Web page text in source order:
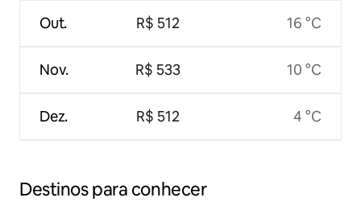
Out.
Nov.
Dez.
R$ 512
R$ 533
R$ 512
16 °C
10 °C
4 °C
Destinos para conhecer